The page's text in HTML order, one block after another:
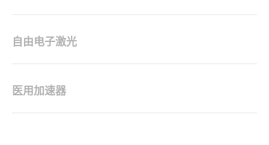
自由电子激光
医用加速器